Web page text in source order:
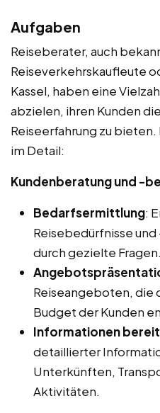
Aufgaben
Reiseberater, auch
Reiseverkehrskaufleute
Kassel, haben eine
abzielen, ihren Kunden
Reiseerfahrung zu
im Detail:
Kundenberatung und -
Bedarfsermittlung:
Reisebedürfnisse
durch gezielte Fragen.
Reiseangeboten, die
Budget der Kunden
Informationen
detaillierter
Unterkünften,
Aktivitäten.